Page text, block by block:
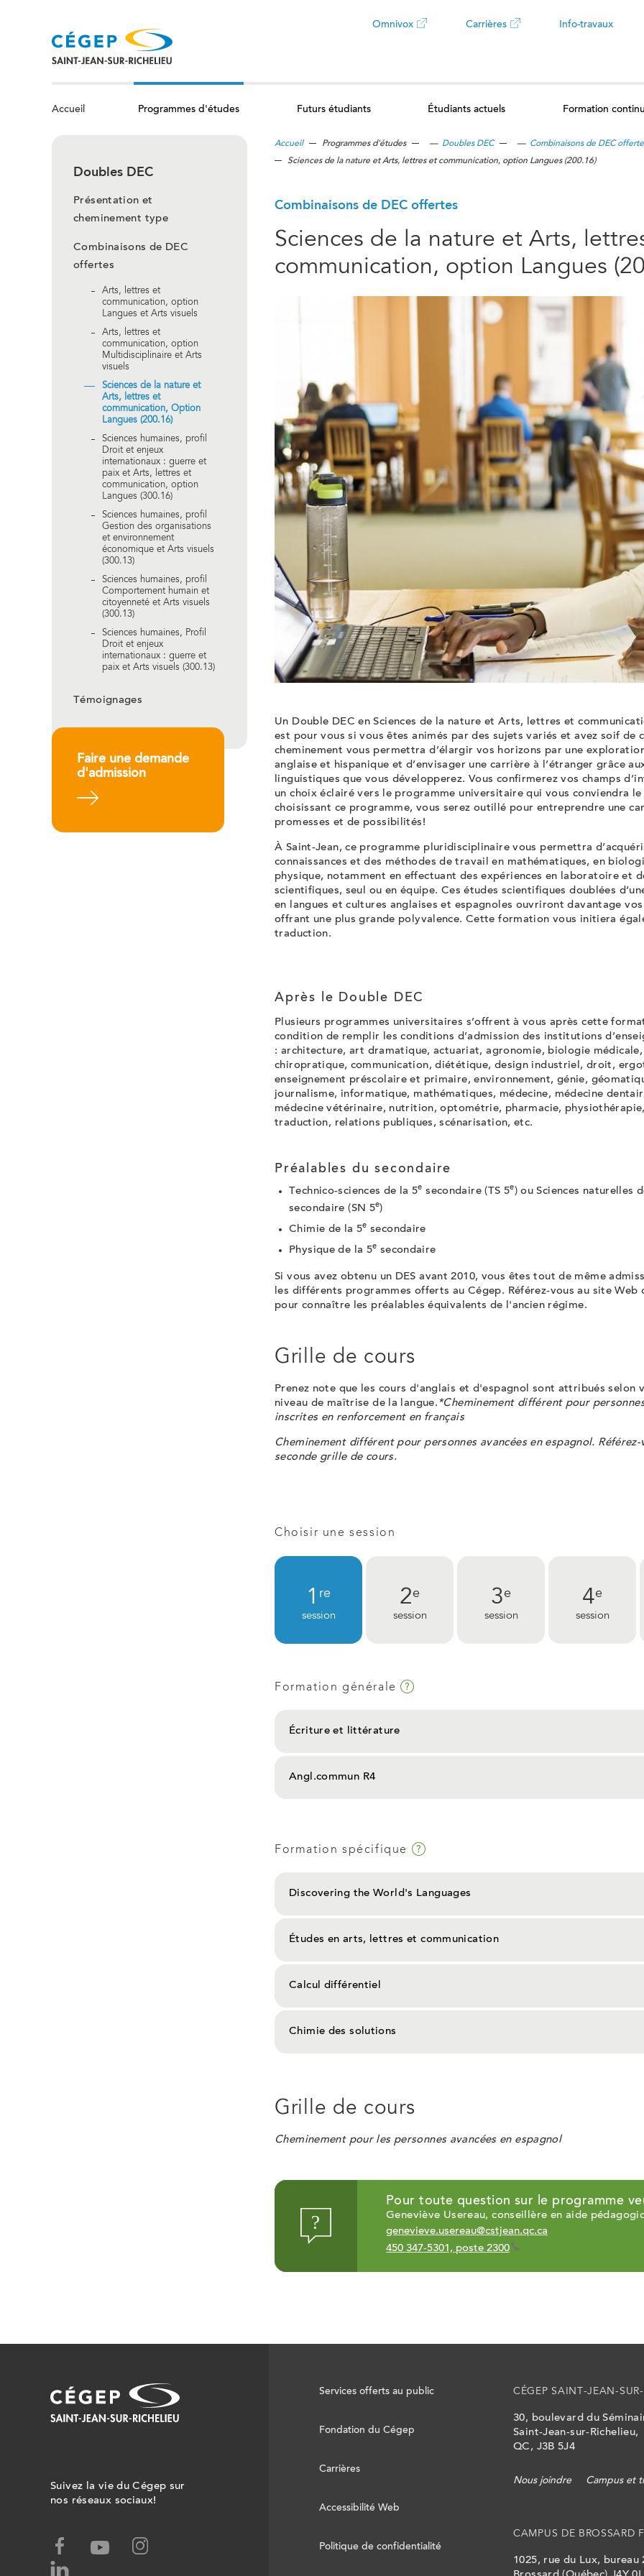
Omnivox
onglet
Carrières
ouvrira
onglet
Info-travaux
Accueil Programmes d'études Futurs étudiants Étudiants actuels Formation
Doubles DEC
Présentation et
cheminement type
Combinaisons de DEC
offertes
Arts, lettres et
communication, option
Langues et Arts visuels
Arts, lettres et
communication, option
Multidisciplinaire et Arts
visuels
Sciences de la nature et
Arts, lettres et
communication, Option
Langues (200.16)
Sciences humaines, profil
Droit et enjeux
internationaux : guerre et
paix et Arts, lettres et
communication, option
Langues (300.16)
Sciences humaines, profil
Gestion des organisations
et environnement
économique et Arts visuels
(300.13)
Sciences humaines, profil
Comportement humain et
citoyenneté et Arts visuels
(300.13)
Sciences humaines, Profil
Droit et enjeux
internationaux : guerre et
paix et Arts visuels (300.13)
Témoignages
Faire une demande
d'admission
Accueil Programmes d'études — Doubles DEC — Combinaisons de DEC
Sciences de la nature et Arts, lettres et communication, option Langues (200.16)
Combinaisons de DEC offertes
Sciences de la nature et Arts,
communication, option Langues
Un Double DEC en Sciences de la nature et Arts, lettres et
est pour vous si vous êtes animés par des sujets variés et avez soif de
cheminement vous permettra d’élargir vos horizons par une
anglaise et hispanique et d’envisager une carrière à l’étranger grâce
linguistiques que vous développerez. Vous confirmerez vos champs
un choix éclairé vers le programme universitaire qui vous conviendra le
choisissant ce programme, vous serez outillé pour entreprendre une
promesses et de possibilités!
À Saint-Jean, ce programme pluridisciplinaire vous permettra
connaissances et des méthodes de travail en mathématiques, en
physique, notamment en effectuant des expériences en laboratoire et
scientifiques, seul ou en équipe. Ces études scientifiques doublées
en langues et cultures anglaises et espagnoles ouvriront davantage
offrant une plus grande polyvalence. Cette formation vous initiera
traduction.
Après le Double DEC
Plusieurs programmes universitaires s’offrent à vous après cette
condition de remplir les conditions d’admission des institutions
: architecture, art dramatique, actuariat, agronomie, biologie médicale,
chiropratique, communication, diététique, design industriel, droit,
enseignement préscolaire et primaire, environnement, génie,
journalisme, informatique, mathématiques, médecine, médecine
médecine vétérinaire, nutrition, optométrie, pharmacie, physiothérapie,
traduction, relations publiques, scénarisation, etc.
Préalables du secondaire
Technico-sciences de la 5e secondaire (TS 5e) ou Sciences naturelles
secondaire (SN 5e)
Chimie de la 5e secondaire
Physique de la 5e secondaire
Si vous avez obtenu un DES avant 2010, vous êtes tout de même
les différents programmes offerts au Cégep. Référez-vous au site Web
pour connaître les préalables équivalents de l'ancien régime.
Grille de cours
Prenez note que les cours d'anglais et d'espagnol sont attribués selon
niveau de maîtrise de la langue. *Cheminement différent pour
inscrites en renforcement en français
Cheminement différent pour personnes avancées en espagnol. Référez-
seconde grille de cours.
Choisir une session
1 re
session
2e
session
3e
session
4e
session
Formation généraleInfobulle
Écriture et littérature
Angl.commun R4
Formation spécifique Infobulle
Discovering the World's Languages
Études en arts, lettres et communication
Calcul différentiel
Chimie des solutions
Grille de cours
Cheminement pour les personnes avancées en espagnol
Pour toute question sur le programme
Geneviève Usereau, conseillère en aide
genevieve.usereau@cstjean.qc.ca
450 347-5301, poste 2300
Suivez la vie du Cégep sur
nos réseaux sociaux!
facebook,
ce
youtube,instagram,
linked-
Services offerts au public
Fondation du Cégep
Carrières
Accessibilité Web
Politique de confidentialité
CÉGEP SAINT-JEAN-SUR-
30, boulevard du
Saint-Jean-sur-Richelieu,
QC, J3B 5J4
Nous joindre Campus et
CAMPUS DE BROSSARD
1025, rue du Lux, bureau